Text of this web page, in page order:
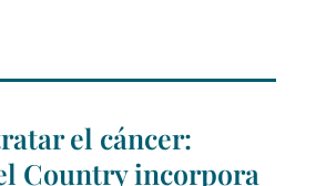
el cáncer:
Country incorpora